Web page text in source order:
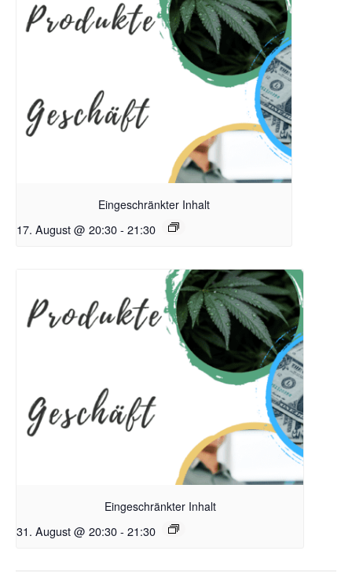
Eingeschränkter Inhalt
17. August @ 20:30- 21:30
Eingeschränkter Inhalt
31. August @ 20:30- 21:30